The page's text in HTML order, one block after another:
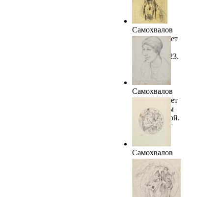
Самохвалов
А.Н. Портрет
мужчины в
картузе. 1923.
Самохвалов
А.Н. Портрет
Александры
Бугославской.
1923. ТОКГ
Самохвалов
А.Н. Эскиз к
декоративной
тарелке. 1923.
ТОКГ